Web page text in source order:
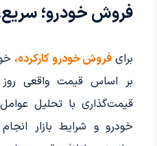
فروش خودرو؛
برایفروش خودرو کارکرده،
بر اساس قیمت واقعی روز
قیمت‌گذاری با تحلیل
خودرو و شرایط بازار